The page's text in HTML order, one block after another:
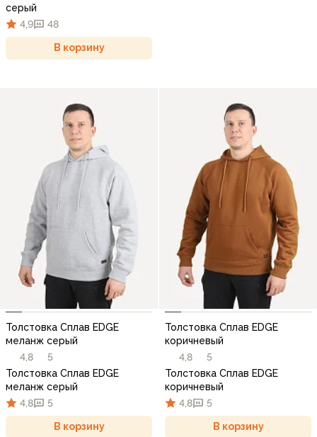
cерый
4,9
48
В корзину
Толстовка Сплав EDGE
меланж серый
4,8
5
Толстовка Сплав EDGE
меланж серый
4,8
5
В корзину
Толстовка Сплав EDGE
коричневый
4,8
5
Толстовка Сплав EDGE
коричневый
4,8
5
В корзину